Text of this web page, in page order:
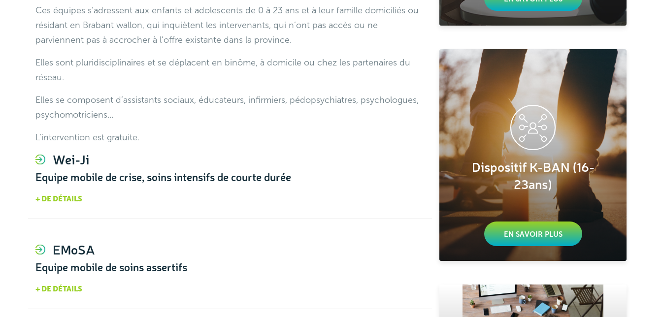
Ces équipes s’adressent aux enfants et adolescents de 0 à 23 ans et à leur famille domiciliés ou
résidant en Brabant wallon, qui inquiètent les intervenants, qui n’ont pas accès ou ne
parviennent pas à accrocher à l’offre existante dans la province.
Elles sont pluridisciplinaires et se déplacent en binôme, à domicile ou chez les partenaires du
réseau.
Elles se composent d’assistants sociaux, éducateurs, infirmiers, pédopsychiatres, psychologues,
psychomotriciens…
L’intervention est gratuite.
Wei-Ji
Equipe mobile de crise, soins intensifs de courte durée
+ DE DÉTAILS
EMoSA
Equipe mobile de soins assertifs
+ DE DÉTAILS
Dispositif K-BAN (16-
23ans)
EN SAVOIR PLUS